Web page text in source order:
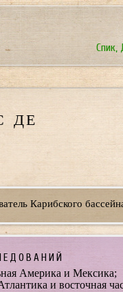
Спик,
де
Карибского
Америка и Мексика;
и восточная